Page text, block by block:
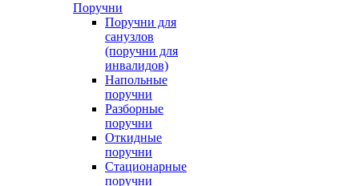
Поручни
Поручни для
санузлов
(поручни для
инвалидов)
Напольные
поручни
Разборные
поручни
Откидные
поручни
Стационарные
поручни